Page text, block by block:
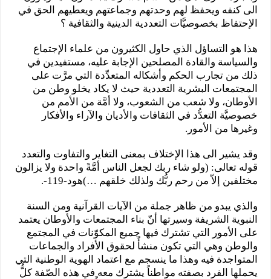
الى كنفه ويحفظ لهم وحدتهم وجماعتهم ويعطيهم الحق في
الإحتفاظ بخصوصيَّات التعددية الدينية والثقافية ؟
هذا هو التساؤل الذي حاول الكثيرون من علماء الإجتماع
والسياسة والقادة المصلحين الإجابة عليه، مستفيدين في
ذلك من تجارب الحكم وأشكاله المتعدِّدة التي مرَّت على
المجتمعات البشرية التعددية حيث لا يكاد يخلو وطن من
الأوطان، ولا شعب من الشعوب، ولا أمَّة من الأمم من
خصوصيَّة التعدُّد في الثقافات والأديان والآراء والأفكار
وغيرها من الأمور.
وقد يشير الى هذا الإختلاف بمعنى التغاير والتفاوت والتعدد
قوله تعالى: (ولو شاء ربك لجعل الناس أمَّةً واحدة ولا يزالون
مختلفين إلاّ من رحم ربُّك ولذلك خلقهم …)هود-119-.
والذي يبدو من ظاهر جملة من الآيات القرآنية ومن السنة
النبوية الشريفة وسيرتها أنّ بناء المجتمعات والأوطان يعتمد
على الأمور التي تشترك فيها جميع المكوّنات في المجتمع
والوطن وهي التي تكون منشأً لحقوق الأفراد والجماعات
المتواجدة فيه وهذا ما ينسجم مع اعتماد الهوية الوطنية التي
يحملها الفرد بصفته مواطناً يشترك معه في هذه الصّفة كلُّ